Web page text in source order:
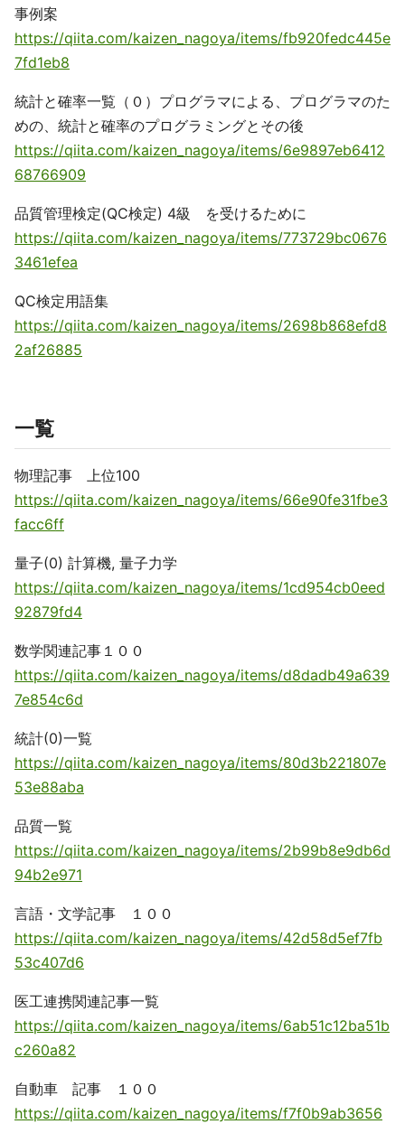
事例案
https://qiita.com/kaizen_nagoya/items/fb920fedc445e
7fd1eb8
統計と確率一覧（０）プログラマによる、プログラマのた
めの、統計と確率のプログラミングとその後
https://qiita.com/kaizen_nagoya/items/6e9897eb6412
68766909
品質管理検定(QC検定) 4級 を受けるために
https://qiita.com/kaizen_nagoya/items/773729bc0676
3461efea
QC検定用語集
https://qiita.com/kaizen_nagoya/items/2698b868efd8
2af26885
一覧
物理記事 上位100
https://qiita.com/kaizen_nagoya/items/66e90fe31fbe3
facc6ff
量子(0) 計算機, 量子力学
https://qiita.com/kaizen_nagoya/items/1cd954cb0eed
92879fd4
数学関連記事１００
https://qiita.com/kaizen_nagoya/items/d8dadb49a639
7e854c6d
統計(0)一覧
https://qiita.com/kaizen_nagoya/items/80d3b221807e
53e88aba
品質一覧
https://qiita.com/kaizen_nagoya/items/2b99b8e9db6d
94b2e971
言語・文学記事 １００
https://qiita.com/kaizen_nagoya/items/42d58d5ef7fb
53c407d6
医工連携関連記事一覧
https://qiita.com/kaizen_nagoya/items/6ab51c12ba51b
c260a82
自動車 記事 １００
https://qiita.com/kaizen_nagoya/items/f7f0b9ab3656